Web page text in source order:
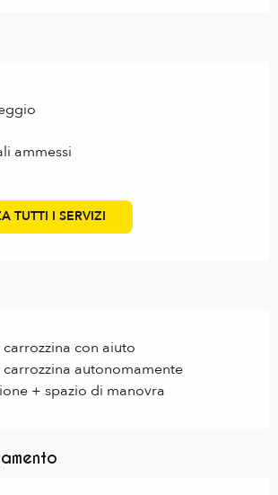
ammessi
TUTTI I SERVIZI
con aiuto
autonomamente
+ spazio di manovra